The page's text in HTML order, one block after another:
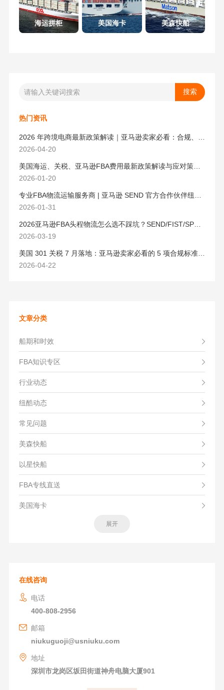
海运拼柜 美国海卡 美森快船
热门资讯
2026 年跨境电商最新政策解读｜亚马逊卖家必看：合规、成本与物流新机遇
2026-04-20
美国海运、关税、亚马逊FBA费用最新政策解读与应对策略（2026版）
2026-01-20
专业FBA物流运输服务商 | 亚马逊 SEND 官方合作伙伴纽酷国际物流
2026-01-31
2026亚马逊FBA头程物流怎么选不踩坑？SEND/FIST/SPN官方认证物流商，只有这家敢承诺“准达率第一”
2026-03-19
美国 301 关税 7 月落地：亚马逊卖家必看的 5 项合规标准与稳交付方案
2026-04-22
文章分类
船期和时效
FBA知识专区
行业动态
纽酷动态
常见问题
美森快船
以星快船
FBA专线直送
美国海卡
展开
在线咨询
电话
400-808-2956
邮箱
niukuguoji@usniuku.com
地址
深圳市龙岗区坂田街道神舟电脑大厦901